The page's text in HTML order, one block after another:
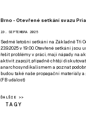
Brno - Otevřené setkání svazu
19. SEPTEMBRA 2025
Sedmé letošní setkání na Základně Tři
23.9.2025 v 19:00. Otevřené setkání
řešit problémy v práci, mají nápady na
aktivit zapojit, případně chtějí
anarchosyndikalismem a poznat
budou také naše propagační materiály a
(FB událost)
ĎALŠIE >>
TAGY